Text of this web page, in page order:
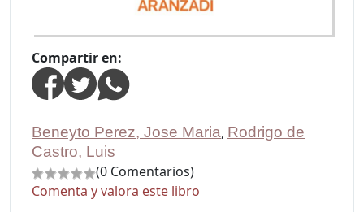
Compartir en:
Beneyto Perez, Jose Maria, Rodrigo de
Castro, Luis
(0 Comentarios)
Comenta y valora este libro